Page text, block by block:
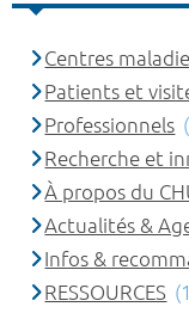
Centres
Patients et
Professionnels
Recherche et
À propos du
Actualités &
Infos &
RESSOURCES